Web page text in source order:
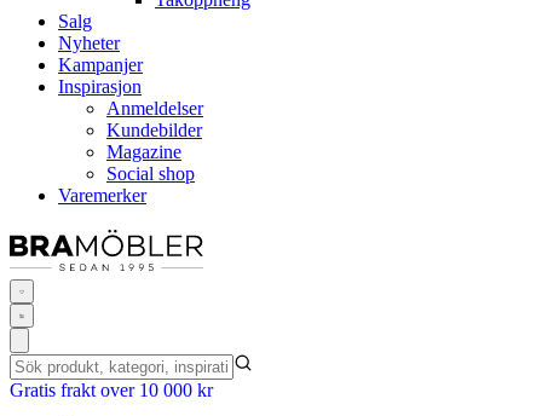
Salg
Nyheter
Kampanjer
Inspirasjon
Anmeldelser
Kundebilder
Magazine
Social shop
Varemerker
Gratis frakt over 10 000 kr